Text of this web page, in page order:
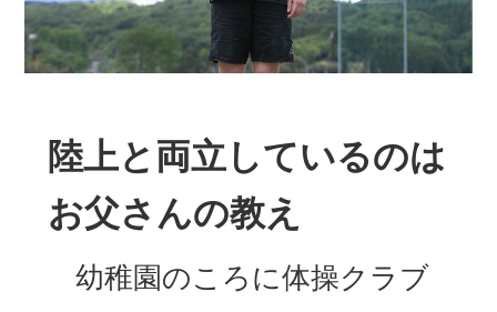
陸上と両立しているのは
お父さんの教え
幼稚園のころに体操クラブ